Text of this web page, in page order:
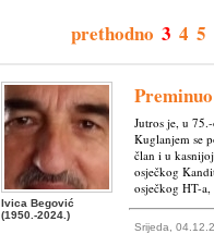
prethodno 3 4 5
Ivica Begović
(1950.-2024.)
Jutros je, u
Kuglanjem se
član i u
osječkog
osječkog HT-
Srijeda,